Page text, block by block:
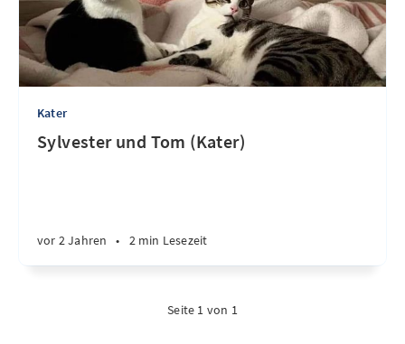
Kater
Sylvester und Tom (Kater)
vor 2 Jahren • 2 min Lesezeit
Seite 1 von 1